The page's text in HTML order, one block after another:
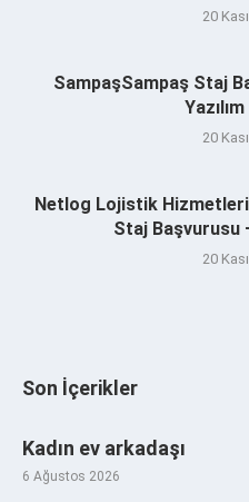
20
SampaşSampaş Staj
20
Netlog Lojistik
Staj Başvurusu
20
Son İçerikler
Kadın ev arkadaşı
6 Ağustos 2026